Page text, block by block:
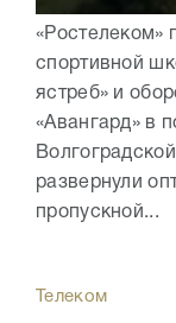
«Ростелеком»
спортивной
ястреб» и
«Авангард» в
развернули
пропускной...
Телеком